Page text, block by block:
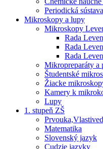
Periodická
Mikroskopy a lupy
Mikroskopy
Rada
Rada
Rada
Mikropreparáty a
Študentské
Žiacke
Kamery k
Lupy
1. stupeň ZŠ
Matematika
Slovenský jazyk
Cudzie jazyky